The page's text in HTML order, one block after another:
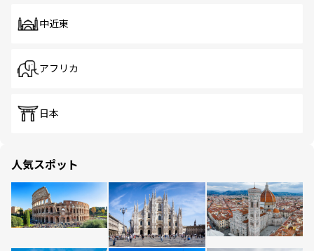
中近東
アフリカ
日本
人気スポット